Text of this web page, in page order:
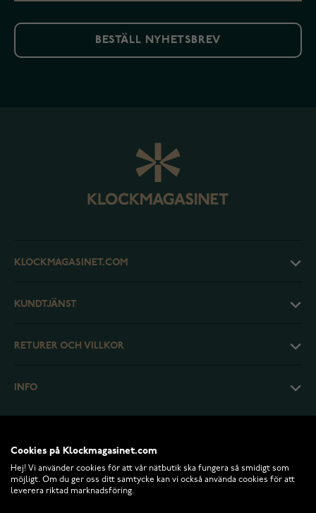
BESTÄLL NYHETSBREV
KLOCKMAGASINET.COM
KUNDTJÄNST
RETURER OCH VILLKOR
INFO
Cookies på Klockmagasinet.com
Hej! Vi använder cookies för att vår nätbutik ska fungera så smidigt som
möjligt. Om du ger oss ditt samtycke kan vi också använda cookies för att
leverera riktad marknadsföring.